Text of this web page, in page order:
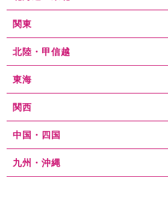
関東
北陸・甲信越
東海
関西
中国・四国
九州・沖縄